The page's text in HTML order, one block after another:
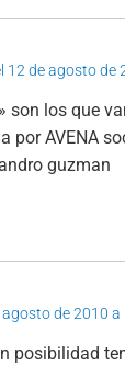
12 de agosto de
son los que
por AVENA
guzman
agosto de 2010 a
posibilidad